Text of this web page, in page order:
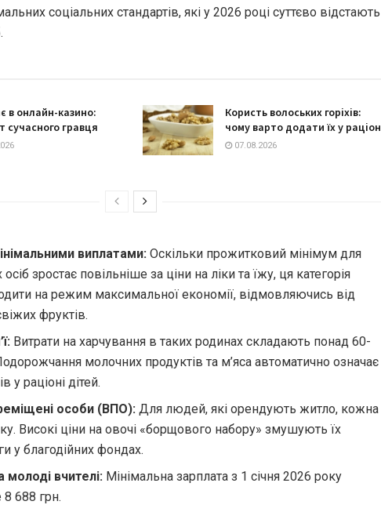
соціальних стандартів, які у 2026 році суттєво відстають
в онлайн-казино:
сучасного гравця
Користь волоських горіхів:
чому варто додати їх у раціон
07.08.2026
виплатами: Оскільки прожитковий мінімум для
зростає повільніше за ціни на ліки та їжу, ця категорія
на режим максимальної економії, відмовляючись від
фруктів.
Витрати на харчування в таких родинах складають понад 60-
молочних продуктів та м’яса автоматично означає
у раціоні дітей.
особи (ВПО): Для людей, які орендують житло, кожна
Високі ціни на овочі «борщового набору» змушують їх
у благодійних фондах.
вчителі: Мінімальна зарплата з 1 січня 2026 року
688 грн.